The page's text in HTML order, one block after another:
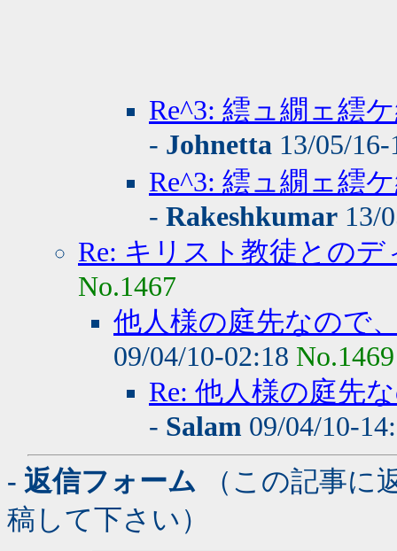
Re^3: 繧ュ繝ェ
- Johnetta 13/05/
Re^3: 繧ュ繝ェ
- Rakeshkumar 13/
Re: キリスト教徒とのデ
No.1467
他人様の庭先なので
09/04/10-02:18 No.1469
Re: 他人様の庭先
- Salam 09/04/10-
- 返信フォーム （この記事に
稿して下さい）